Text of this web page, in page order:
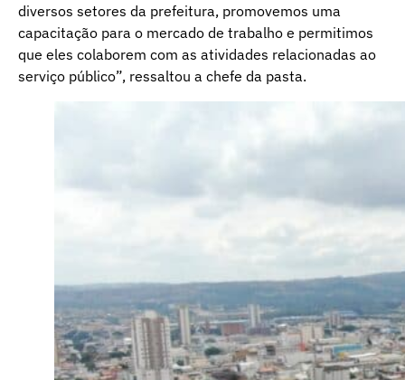
diversos setores da prefeitura, promovemos uma
capacitação para o mercado de trabalho e permitimos
que eles colaborem com as atividades relacionadas ao
serviço público”, ressaltou a chefe da pasta.